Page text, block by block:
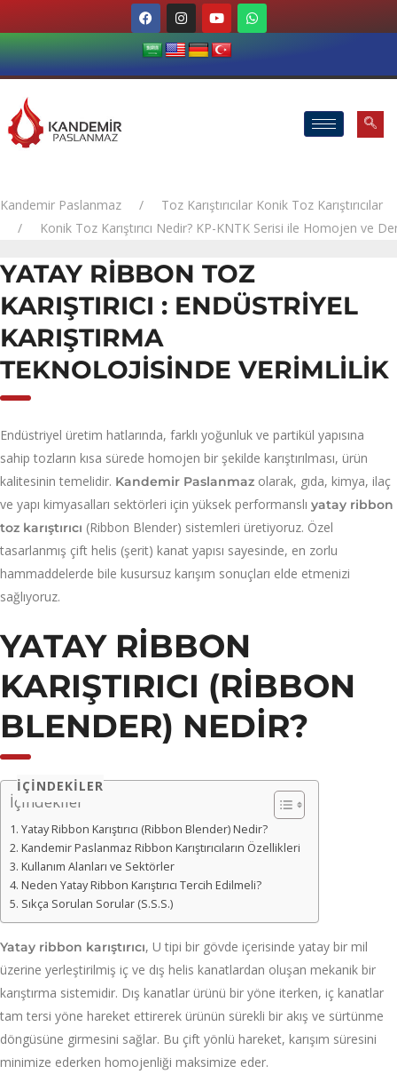
Kandemir Paslanmaz Toz Karıştırıcılar Konik Toz Karıştırıcılar
Konik Toz Karıştırıcı Nedir? KP-KNTK Serisi ile Homojen ve
YATAY RIBBON TOZ
KARIŞTIRICI : ENDÜSTRIYEL
KARIŞTIRMA
TEKNOLOJISINDE VERIMLILIK
Endüstriyel üretim hatlarında, farklı yoğunluk ve partikül yapısına
sahip tozların kısa sürede homojen bir şekilde karıştırılması, ürün
kalitesinin temelidir. Kandemir Paslanmaz olarak, gıda, kimya, ilaç
ve yapı kimyasalları sektörleri için yüksek performanslı yatay ribbon
toz karıştırıcı (Ribbon Blender) sistemleri üretiyoruz. Özel
tasarlanmış çift helis (şerit) kanat yapısı sayesinde, en zorlu
hammaddelerde bile kusursuz karışım sonuçları elde etmenizi
sağlıyoruz.
YATAY RIBBON
KARIŞTIRICI (RIBBON
BLENDER) NEDIR?
İÇINDEKILER
İçindekiler
Yatay Ribbon Karıştırıcı (Ribbon Blender) Nedir?
Kandemir Paslanmaz Ribbon Karıştırıcıların Özellikleri
Kullanım Alanları ve Sektörler
Neden Yatay Ribbon Karıştırıcı Tercih Edilmeli?
Sıkça Sorulan Sorular (S.S.S.)
Yatay ribbon karıştırıcı, U tipi bir gövde içerisinde yatay bir mil
üzerine yerleştirilmiş iç ve dış helis kanatlardan oluşan mekanik bir
karıştırma sistemidir. Dış kanatlar ürünü bir yöne iterken, iç kanatlar
tam tersi yöne hareket ettirerek ürünün sürekli bir akış ve sürtünme
döngüsüne girmesini sağlar. Bu çift yönlü hareket, karışım süresini
minimize ederken homojenliği maksimize eder.